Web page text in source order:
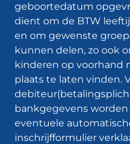
geboortedatum
dient om de BTW
en om gewenste
kunnen delen, zo ook
kinderen op voorhand
plaats te laten vinden.
bankgegevens
eventuele
inschrijfformulier